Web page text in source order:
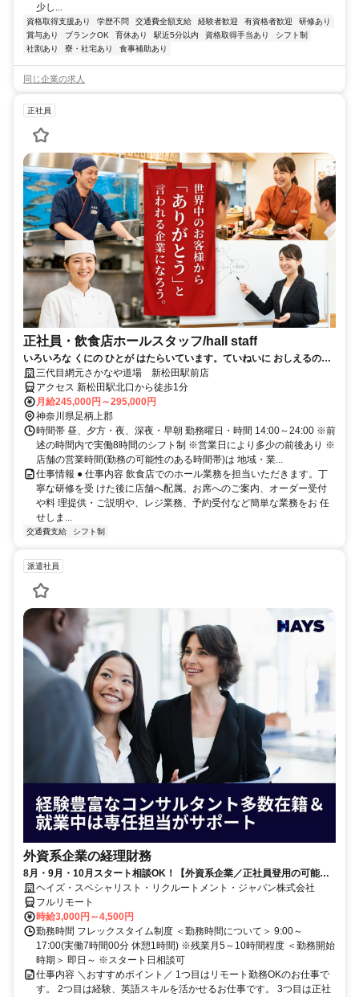
少し...
資格取得支援あり 学歴不問 交通費全額支給 経験者歓迎 有資格者歓迎
研修あり
賞与あり
ブランクOK 育休あり 駅近5分以内 資格取得手当あり
シフト制
社割あり
寮・社宅あり 食事補助あり
同じ企業の求人
正社員
正社員・飲食店ホールスタッフ/hall staff
いろいろな くにの ひとが はたらいています。ていねいに おしえるので
あんしんしてください。
三代目網元さかなや道場 新松田駅前店
アクセス 新松田駅北口から徒歩1分
月給245,000円～295,000円
神奈川県足柄上郡
時間帯 昼、夕方・夜、深夜・早朝 勤務曜日・時間 14:00～24:00 ※前
述の時間内で実働8時間のシフト制 ※営業日により多少の前後あり ※
店舗の営業時間(勤務の可能性のある時間帯)は 地域・業...
仕事情報 ● 仕事内容 飲食店でのホール業務を担当いただきます。丁
寧な研修を受 けた後に店舗へ配属。お席へのご案内、オーダー受付
や料 理提供・ご説明や、レジ業務、予約受付など簡単な業務をお 任
せしま...
交通費支給 シフト制
派遣社員
外資系企業の経理財務
8月・9月・10月スタート相談OK！【外資系企業／正社員登用の可能性
大／700万～800万／リモート勤務OK】経理財務
ヘイズ・スペシャリスト・リクルートメント・ジャパン株式会社
フルリモート
時給3,000円～4,500円
勤務時間 フレックスタイム制度 ＜勤務時間について＞ 9:00～
17:00(実働7時間00分 休憩1時間) ※残業月5～10時間程度 ＜勤務開始
時期＞ 即日～ ※スタート日相談可
仕事内容 ＼おすすめポイント／ 1つ目はリモート勤務OKのお仕事で
す。 2つ目は経験、英語スキルを活かせるお仕事です。 3つ目は正社